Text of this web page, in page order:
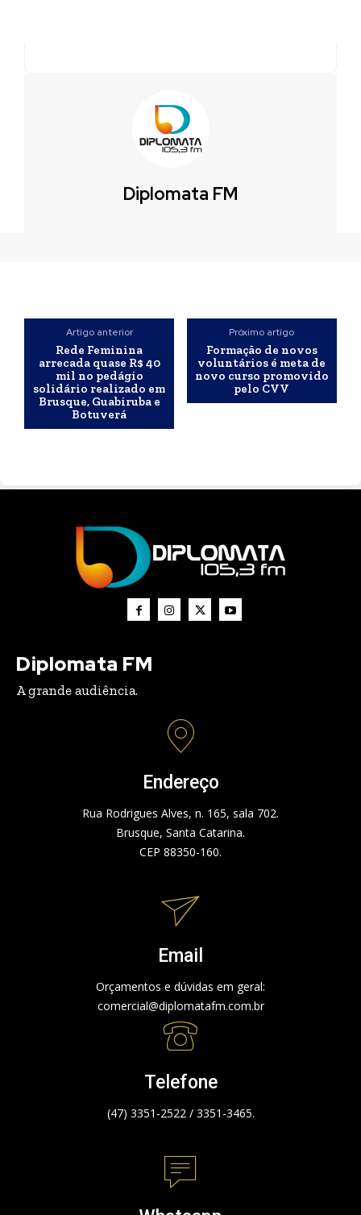
Diplomata FM
Artigo anterior
Rede Feminina
arrecada quase R$ 40
mil no pedágio
solidário realizado em
Brusque, Guabiruba e
Botuverá
Próximo artigo
Formação de novos
voluntários é meta de
novo curso promovido
pelo CVV
Diplomata FM
A grande audiência.
Endereço
Rua Rodrigues Alves, n. 165, sala 702.
Brusque, Santa Catarina.
CEP 88350-160.
Email
Orçamentos e dúvidas em geral:
comercial@diplomatafm.com.br
Telefone
(47) 3351-2522 / 3351-3465.